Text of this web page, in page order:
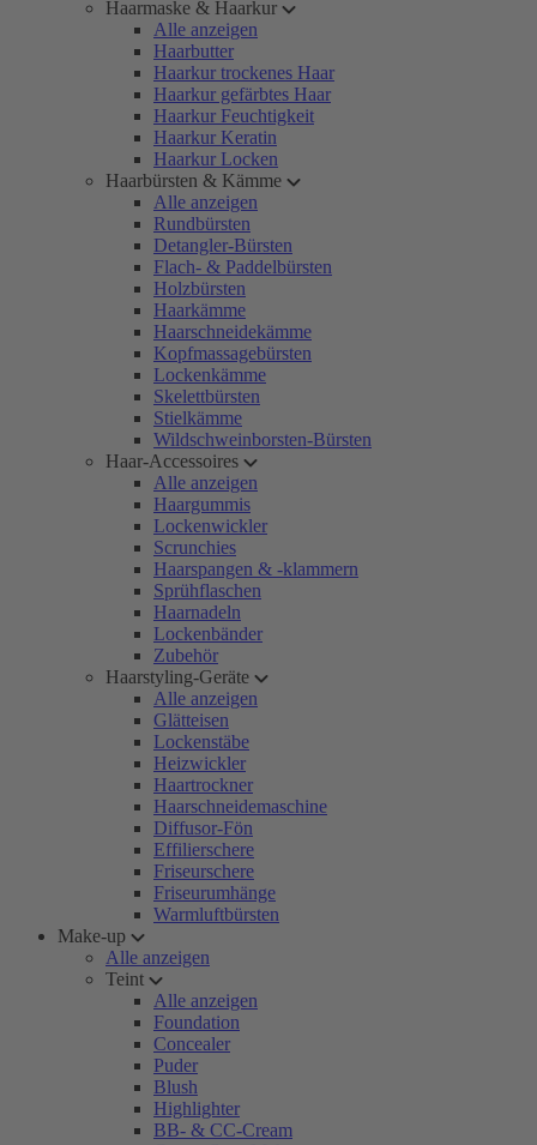
Haarmaske & Haarkur
Alle anzeigen
Haarbutter
Haarkur trockenes Haar
Haarkur gefärbtes Haar
Haarkur Feuchtigkeit
Haarkur Keratin
Haarkur Locken
Haarbürsten & Kämme
Alle anzeigen
Rundbürsten
Detangler-Bürsten
Flach- & Paddelbürsten
Holzbürsten
Haarkämme
Haarschneidekämme
Kopfmassagebürsten
Lockenkämme
Skelettbürsten
Stielkämme
Wildschweinborsten-Bürsten
Haar-Accessoires
Alle anzeigen
Haargummis
Lockenwickler
Scrunchies
Haarspangen & -klammern
Sprühflaschen
Haarnadeln
Lockenbänder
Zubehör
Haarstyling-Geräte
Alle anzeigen
Glätteisen
Lockenstäbe
Heizwickler
Haartrockner
Haarschneidemaschine
Diffusor-Fön
Effilierschere
Friseurschere
Friseurumhänge
Warmluftbürsten
Make-up
Alle anzeigen
Teint
Alle anzeigen
Foundation
Concealer
Puder
Blush
Highlighter
BB- & CC-Cream